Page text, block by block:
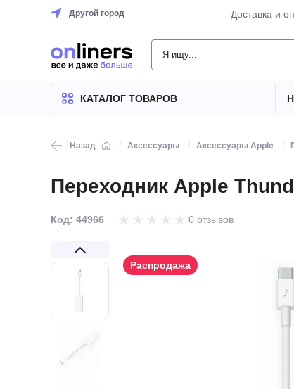
Другой город Доставка и
ТОВАРОВ
КАТАЛОГ ТОВАРОВ
Назад Аксессуары Аксессуары Apple
Переходник Apple
Код: 44966 0 отзывов
Распродажа